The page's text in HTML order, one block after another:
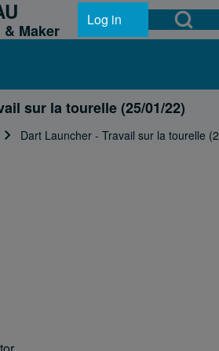
Open Search
User account menu
Log in
Maker
sur la tourelle (25/01/22)
Dart Launcher - Travail sur la tourelle